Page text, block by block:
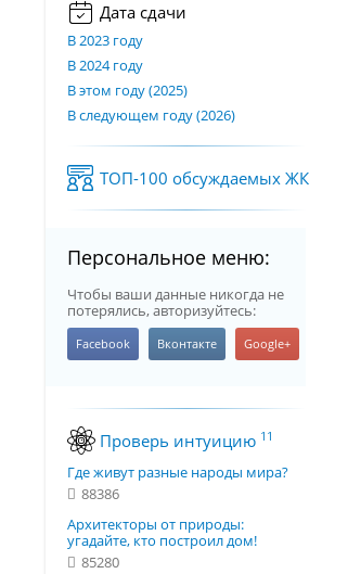
Дата сдачи
В 2023 году
В 2024 году
В этом году (2025)
В следующем году (2026)
ТОП-100 обсуждаемых ЖК
Персональное меню:
Чтобы ваши данные никогда не
потерялись, авторизуйтесь:
Проверь интуицию 11
Где живут разные народы мира?
88386
Архитекторы от природы:
угадайте, кто построил дом!
85280